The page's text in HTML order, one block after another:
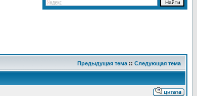
Предыдущая тема :: Следующая тема